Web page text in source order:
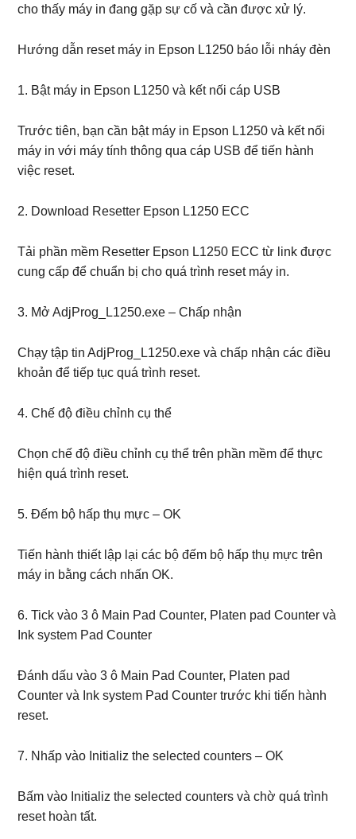
cho thấy máy in đang gặp sự cố và cần được xử lý.
Hướng dẫn reset máy in Epson L1250 báo lỗi nháy đèn
1. Bật máy in Epson L1250 và kết nối cáp USB
Trước tiên, bạn cần bật máy in Epson L1250 và kết nối
máy in với máy tính thông qua cáp USB để tiến hành
việc reset.
2. Download Resetter Epson L1250 ECC
Tải phần mềm Resetter Epson L1250 ECC từ link được
cung cấp để chuẩn bị cho quá trình reset máy in.
3. Mở AdjProg_L1250.exe – Chấp nhận
Chạy tập tin AdjProg_L1250.exe và chấp nhận các điều
khoản để tiếp tục quá trình reset.
4. Chế độ điều chỉnh cụ thể
Chọn chế độ điều chỉnh cụ thể trên phần mềm để thực
hiện quá trình reset.
5. Đếm bộ hấp thụ mực – OK
Tiến hành thiết lập lại các bộ đếm bộ hấp thụ mực trên
máy in bằng cách nhấn OK.
6. Tick vào 3 ô Main Pad Counter, Platen pad Counter và
Ink system Pad Counter
Đánh dấu vào 3 ô Main Pad Counter, Platen pad
Counter và Ink system Pad Counter trước khi tiến hành
reset.
7. Nhấp vào Initializ the selected counters – OK
Bấm vào Initializ the selected counters và chờ quá trình
reset hoàn tất.